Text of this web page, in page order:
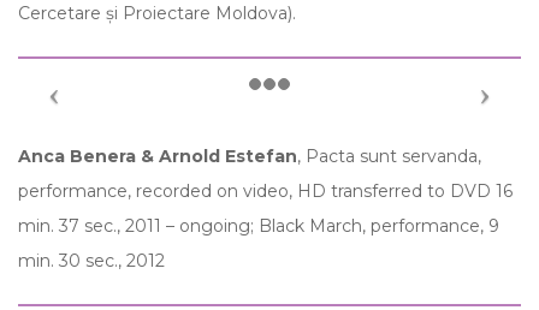
Cercetare și Proiectare Moldova).
Anca Benera & Arnold Estefan, Pacta sunt servanda,
performance, recorded on video, HD transferred to DVD 16
min. 37 sec., 2011 – ongoing; Black March, performance, 9
min. 30 sec., 2012